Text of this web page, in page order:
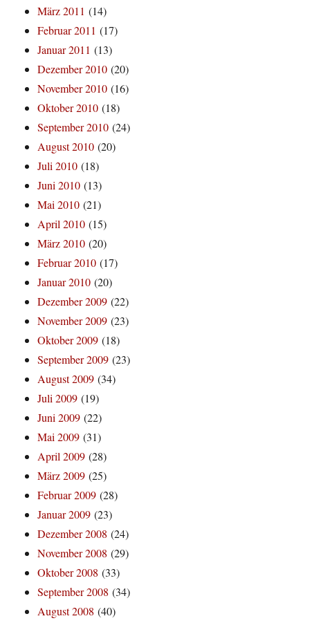
März 2011 (14)
Februar 2011 (17)
Januar 2011 (13)
Dezember 2010 (20)
November 2010 (16)
Oktober 2010 (18)
September 2010 (24)
August 2010 (20)
Juli 2010 (18)
Juni 2010 (13)
Mai 2010 (21)
April 2010 (15)
März 2010 (20)
Februar 2010 (17)
Januar 2010 (20)
Dezember 2009 (22)
November 2009 (23)
Oktober 2009 (18)
September 2009 (23)
August 2009 (34)
Juli 2009 (19)
Juni 2009 (22)
Mai 2009 (31)
April 2009 (28)
März 2009 (25)
Februar 2009 (28)
Januar 2009 (23)
Dezember 2008 (24)
November 2008 (29)
Oktober 2008 (33)
September 2008 (34)
August 2008 (40)